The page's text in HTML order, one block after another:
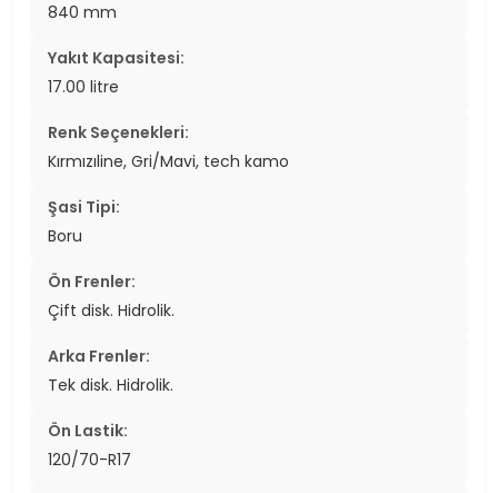
840 mm
Yakıt Kapasitesi:
17.00 litre
Renk Seçenekleri:
Kırmızıline, Gri/Mavi, tech kamo
Şasi Tipi:
Boru
Ön Frenler:
Çift disk. Hidrolik.
Arka Frenler:
Tek disk. Hidrolik.
Ön Lastik:
120/70-R17